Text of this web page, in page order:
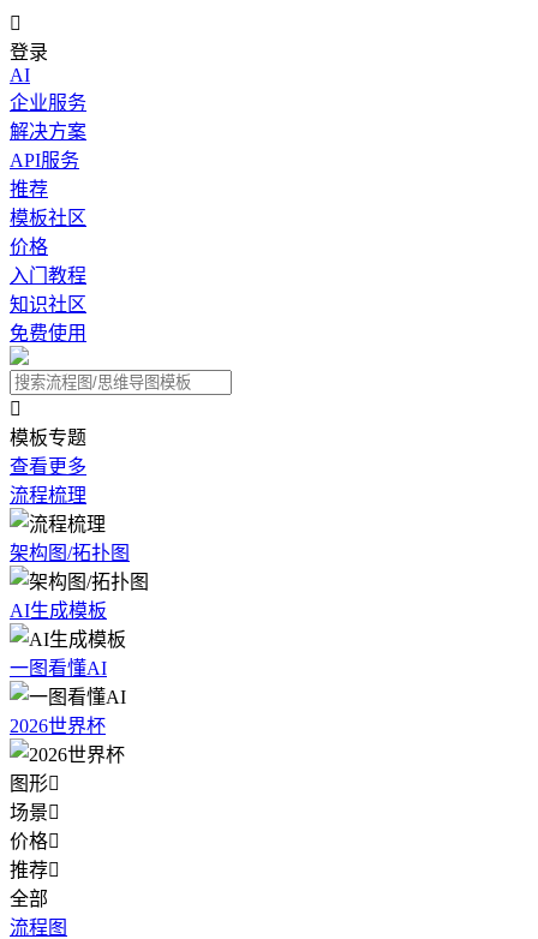

登录
AI
企业服务
解决方案
API服务
推荐
模板社区
价格
入门教程
知识社区
免费使用

模板专题
查看更多
流程梳理
架构图/拓扑图
AI生成模板
一图看懂AI
2026世界杯
图形
场景
价格
推荐
全部
流程图